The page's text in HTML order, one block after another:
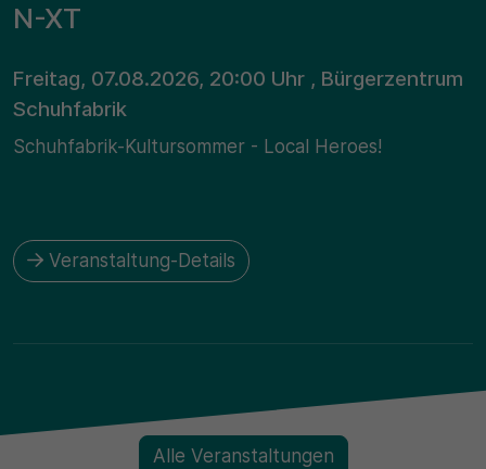
N-XT
Freitag, 07.08.2026, 20:00 Uhr , Bürgerzentrum
Schuhfabrik
Schuhfabrik-Kultursommer - Local Heroes!
Veranstaltung-Details
Alle Veranstaltungen